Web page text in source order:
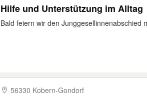
Hilfe und Unterstützung im Alltag
Bald feiern wir den Junggesellinnenabschied
56330 Kobern-​Gondorf